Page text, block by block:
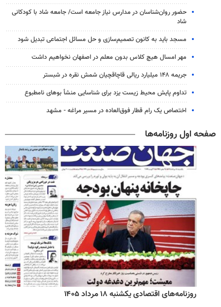
حضور روان‌شناسان در مدارس نیاز جامعه است/ جامعه شاد با کودکانی
شاد
مسجد باید به کانون تصمیم‌سازی و حل مسائل اجتماعی تبدیل شود
مهر امسال هیچ کلاس بدون معلم در اصفهان نخواهیم داشت
جریمه ۱۴۸ میلیارد ریالی قاچاقچیان شمش نقره در شبستر
تداوم پایش‌ محیط زیست یزد برای شناسایی منشأ بوهای نامطبوع
اختصاص یک رام قطار فوق‌العاده در مسیر مراغه - مشهد
صفحه اول روزنامه‌ها
روزنامه‌های اقتصادی یکشنبه ۱۸ مرداد ۱۴۰۵